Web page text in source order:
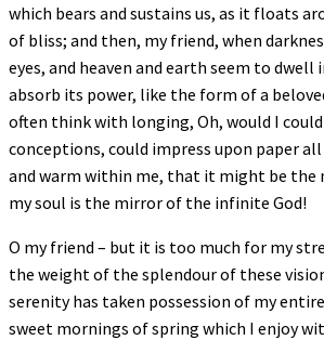
which bears and sustains us, as it floats
of bliss; and then, my friend, when
eyes, and heaven and earth seem to dwell
absorb its power, like the form of a
often think with longing, Oh, would I
conceptions, could impress upon paper
and warm within me, that it might be the
my soul is the mirror of the infinite God!
O my friend – but it is too much for my
the weight of the splendour of these
serenity has taken possession of my
sweet mornings of spring which I enjoy